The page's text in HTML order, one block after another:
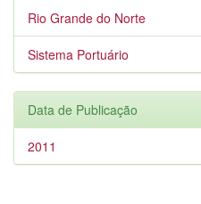
Rio Grande do Norte
Sistema Portuário
Data de Publicação
2011